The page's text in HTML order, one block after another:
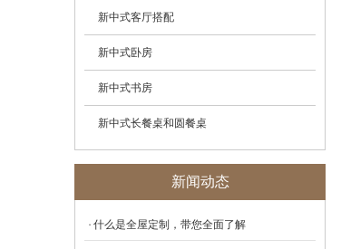
新中式客厅搭配
新中式卧房
新中式书房
新中式长餐桌和圆餐桌
新闻动态
什么是全屋定制，带您全面了解